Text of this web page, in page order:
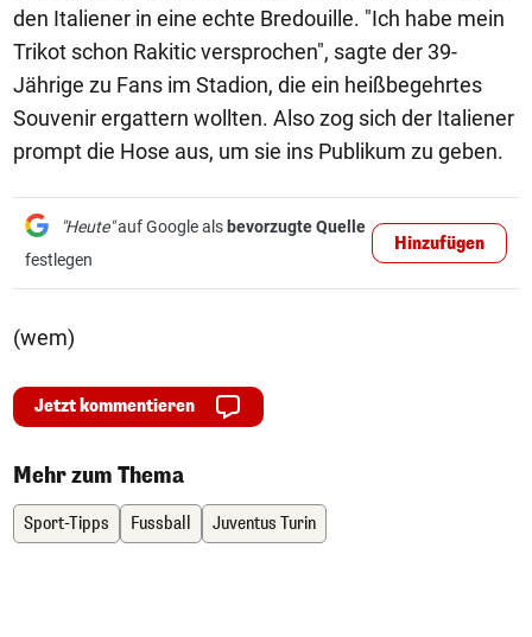
den Italiener in eine echte Bredouille. "Ich habe mein
Trikot schon Rakitic versprochen", sagte der 39-
Jährige zu Fans im Stadion, die ein heißbegehrtes
Souvenir ergattern wollten. Also zog sich der Italiener
prompt die Hose aus, um sie ins Publikum zu geben.
"Heute"auf Google als bevorzugte Quelle
festlegen
Hinzufügen
(wem)
Jetzt kommentieren
Mehr zum Thema
Sport-Tipps Fussball Juventus Turin